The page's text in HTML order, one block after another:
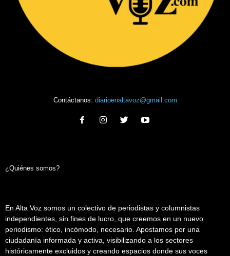
Contáctanos: diarioenaltavoz@gmail.com
¿Quiénes somos?
En Alta Voz somos un colectivo de periodistas y columnistas
independientes, sin fines de lucro, que creemos en un nuevo
periodismo: ético, incómodo, necesario. Apostamos por una
ciudadanía informada y activa, visibilizando a los sectores
históricamente excluidos y creando espacios donde sus voces